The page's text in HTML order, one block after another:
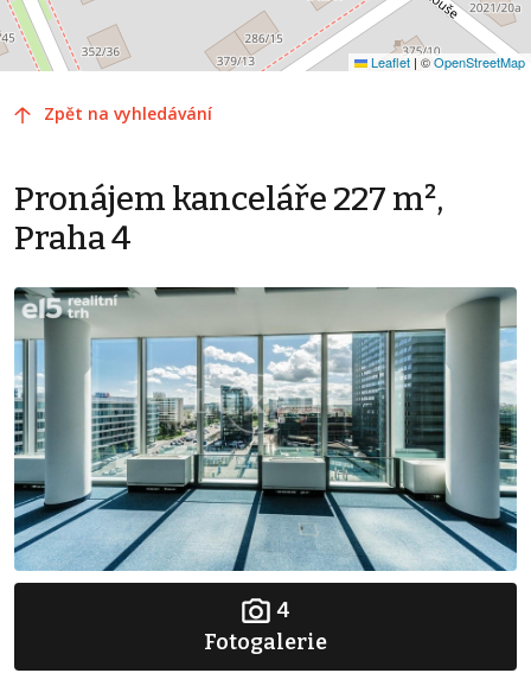
Leaflet | ©OpenStreetMap
Zpět na vyhledávání
Pronájem kanceláře 227 m²,
Praha 4
4
Fotogalerie